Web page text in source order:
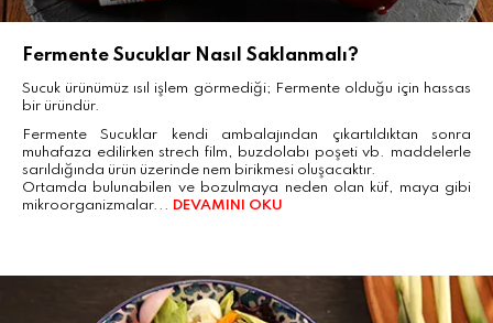
Fermente Sucuklar Nasıl Saklanmalı?
Sucuk ürünümüz ısıl işlem görmediği; Fermente olduğu için hassas
bir üründür.
Fermente Sucuklar kendi ambalajından çıkartıldıktan sonra
muhafaza edilirken strech film, buzdolabı poşeti vb. maddelerle
sarıldığında ürün üzerinde nem birikmesi oluşacaktır.
Ortamda bulunabilen ve bozulmaya neden olan küf, maya gibi
mikroorganizmalar... DEVAMINI OKU